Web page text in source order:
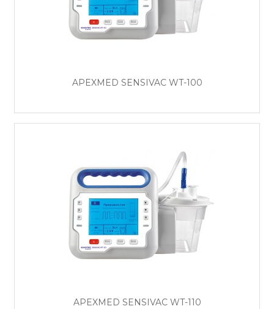
APEXMED SENSIVAC WT-100
APEXMED SENSIVAC WT-110